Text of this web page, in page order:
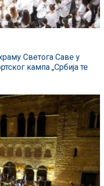
Светога Саве у
кампа „Србија те